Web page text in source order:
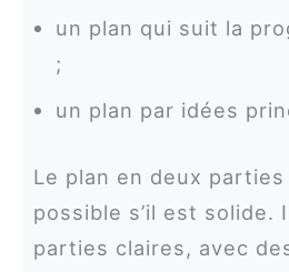
un plan qui suit la
;
un plan par idées
Le plan en deux
possible s’il est solide.
parties claires, avec